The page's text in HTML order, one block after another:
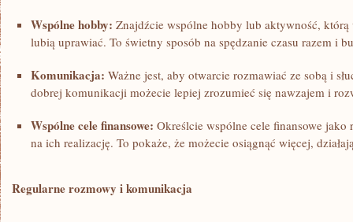
Wspólne hobby: ‍Znajdźcie wspólne hobby lub aktywność,
‍lubią uprawiać. To świetny sposób na spędzanie czasu ⁤razem i
Komunikacja: Ważne jest, aby otwarcie rozmawiać ze sobą i‌
dobrej komunikacji​ możecie lepiej zrozumieć się nawzajem i
Wspólne cele‍ finansowe: Określcie wspólne cele finansowe
na ich realizację. To pokaże, że możecie osiągnąć więcej,
Regularne rozmowy ‌i komunikacja